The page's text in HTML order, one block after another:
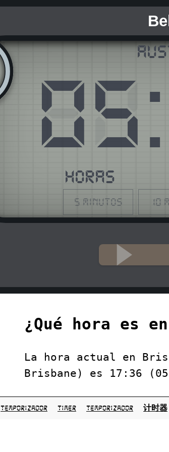
Bell
05
HORAS
:
5 minutos 10
¿Qué hora es
La hora actual en
Brisbane) es 17:36
temporizador timer temporizador 计时器